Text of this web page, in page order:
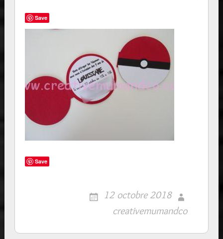
Save
Save
12 octobre 2018
creativemumandco